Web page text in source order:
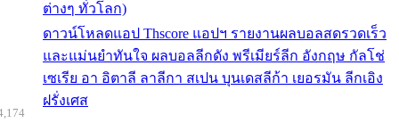
ต่างๆ ทั่วโลก)
ดาวน์โหลดแอป Thscore แอปฯ รายงานผลบอลสดรวดเร็ว
และแม่นยำทันใจ ผลบอลลีกดัง พรีเมียร์ลีก อังกฤษ กัลโช่
เซเรีย อา อิตาลี ลาลีกา สเปน บุนเดสลีก้า เยอรมัน ลีกเอิง
ฝรั่งเศส